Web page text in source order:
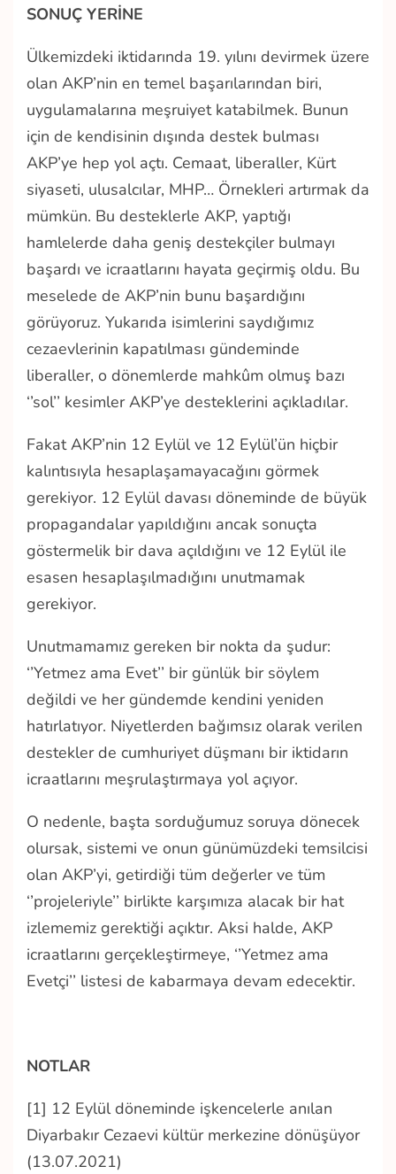
SONUÇ YERİNE
Ülkemizdeki iktidarında 19. yılını devirmek üzere
olan AKP’nin en temel başarılarından biri,
uygulamalarına meşruiyet katabilmek. Bunun
için de kendisinin dışında destek bulması
AKP’ye hep yol açtı. Cemaat, liberaller, Kürt
siyaseti, ulusalcılar, MHP… Örnekleri artırmak da
mümkün. Bu desteklerle AKP, yaptığı
hamlelerde daha geniş destekçiler bulmayı
başardı ve icraatlarını hayata geçirmiş oldu. Bu
meselede de AKP’nin bunu başardığını
görüyoruz. Yukarıda isimlerini saydığımız
cezaevlerinin kapatılması gündeminde
liberaller, o dönemlerde mahkûm olmuş bazı
‘’sol’’ kesimler AKP’ye desteklerini açıkladılar.
Fakat AKP’nin 12 Eylül ve 12 Eylül’ün hiçbir
kalıntısıyla hesaplaşamayacağını görmek
gerekiyor. 12 Eylül davası döneminde de büyük
propagandalar yapıldığını ancak sonuçta
göstermelik bir dava açıldığını ve 12 Eylül ile
esasen hesaplaşılmadığını unutmamak
gerekiyor.
Unutmamamız gereken bir nokta da şudur:
‘’Yetmez ama Evet’’ bir günlük bir söylem
değildi ve her gündemde kendini yeniden
hatırlatıyor. Niyetlerden bağımsız olarak verilen
destekler de cumhuriyet düşmanı bir iktidarın
icraatlarını meşrulaştırmaya yol açıyor.
O nedenle, başta sorduğumuz soruya dönecek
olursak, sistemi ve onun günümüzdeki temsilcisi
olan AKP’yi, getirdiği tüm değerler ve tüm
‘’projeleriyle’’ birlikte karşımıza alacak bir hat
izlememiz gerektiği açıktır. Aksi halde, AKP
icraatlarını gerçekleştirmeye, ‘’Yetmez ama
Evetçi’’ listesi de kabarmaya devam edecektir.
NOTLAR
[1] 12 Eylül döneminde işkencelerle anılan
Diyarbakır Cezaevi kültür merkezine dönüşüyor
(13.07.2021)